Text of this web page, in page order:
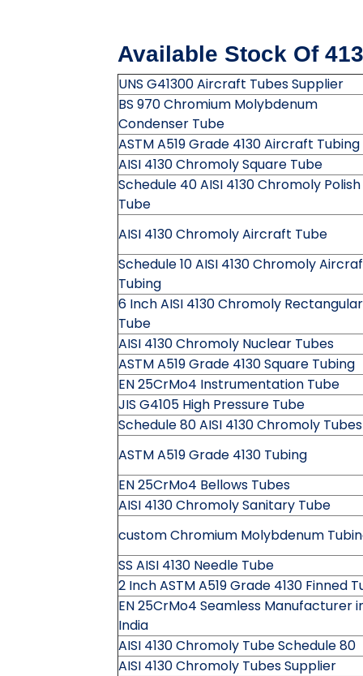
Available Stock Of
UNS G41300 Aircraft Tubes Supplier
BS 970 Chromium Molybdenum
Condenser Tube
ASTM A519 Grade 4130 Aircraft Tubing
AISI 4130 Chromoly Square Tube
Schedule 40 AISI 4130 Chromoly Polish
Tube
AISI 4130 Chromoly Aircraft Tube
Schedule 10 AISI 4130 Chromoly
Tubing
6 Inch AISI 4130 Chromoly Rectangular
Tube
AISI 4130 Chromoly Nuclear Tubes
ASTM A519 Grade 4130 Square Tubing
EN 25CrMo4 Instrumentation Tube
JIS G4105 High Pressure Tube
Schedule 80 AISI 4130 Chromoly Tubes
ASTM A519 Grade 4130 Tubing
EN 25CrMo4 Bellows Tubes
AISI 4130 Chromoly Sanitary Tube
custom Chromium Molybdenum
SS AISI 4130 Needle Tube
2 Inch ASTM A519 Grade 4130 Finned
EN 25CrMo4 Seamless Manufacturer
India
AISI 4130 Chromoly Tube Schedule 80
AISI 4130 Chromoly Tubes Supplier